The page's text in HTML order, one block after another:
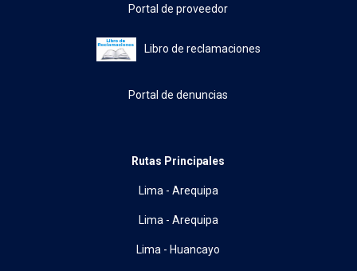
Portal de proveedor
Libro de reclamaciones
Portal de denuncias
Rutas Principales
Lima - Arequipa
Lima - Arequipa
Lima - Huancayo